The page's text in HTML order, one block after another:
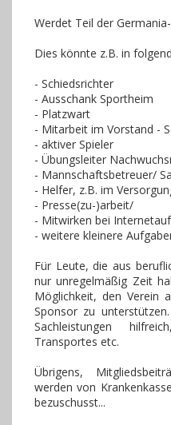
Werdet Teil der
Dies könnte z.B. in
- Schiedsrichter
- Ausschank Sportheim
- Platzwart
- Mitarbeit im Vorstand -
- aktiver Spieler
- Übungsleiter
- Mannschaftsbetreuer/
- Helfer, z.B. im
- Presse(zu-)arbeit/
- Mitwirken bei
- weitere kleinere
Für Leute, die aus
nur unregelmäßig Zeit
Möglichkeit, den Verein
Sponsor zu
Sachleistungen
Transportes etc.
Übrigens,
werden von
bezuschusst...